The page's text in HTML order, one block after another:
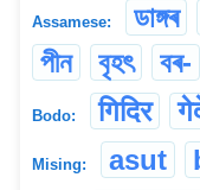
Assamese: ডাঙ্গৰ
পীন
বৃহৎ বৰ-
Bodo: गिदिर
Mising: asut